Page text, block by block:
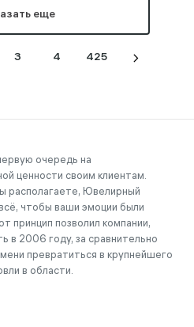
еще
3 4 425
очередь на
ценности своим клиентам.
располагаете, Ювелирный
чтобы ваши эмоции были
принцип позволил компании,
в 2006 году, за сравнительно
превратиться в крупнейшего
в области.